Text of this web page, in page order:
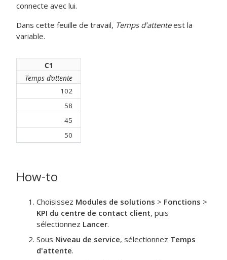
connecte avec lui.
Dans cette feuille de travail, Temps d’attenteest la
variable.
C1
Temps d’attente
102
58
45
50
How-to
Choisissez Modules de solutions > Fonctions >
KPI du centre de contact client, puis
sélectionnez Lancer.
Sous Niveau de service, sélectionnez Temps
d'attente.